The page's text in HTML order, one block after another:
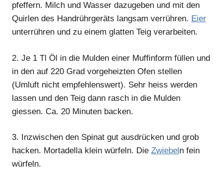
pfeffern. Milch und Wasser dazugeben und mit den
Quirlen des Handrührgeräts langsam verrühren. Eier
unterrühren und zu einem glatten Teig verarbeiten.
2. Je 1 Tl Öl in die Mulden einer Muffinform füllen und
in den auf 220 Grad vorgeheizten Ofen stellen
(Umluft nicht empfehlenswert). Sehr heiss werden
lassen und den Teig dann rasch in die Mulden
giessen. Ca. 20 Minuten backen.
3. Inzwischen den Spinat gut ausdrücken und grob
hacken. Mortadella klein würfeln. Die Zwiebeln fein
würfeln.